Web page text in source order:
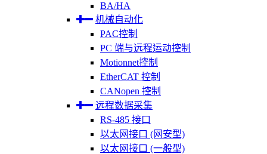
BA/HA
机械自动化
PAC控制
PC 端与远程运动控制
Motionnet控制
EtherCAT 控制
CANopen 控制
远程数据采集
RS-485 接口
以太网接口 (网安型)
以太网接口 (一般型)